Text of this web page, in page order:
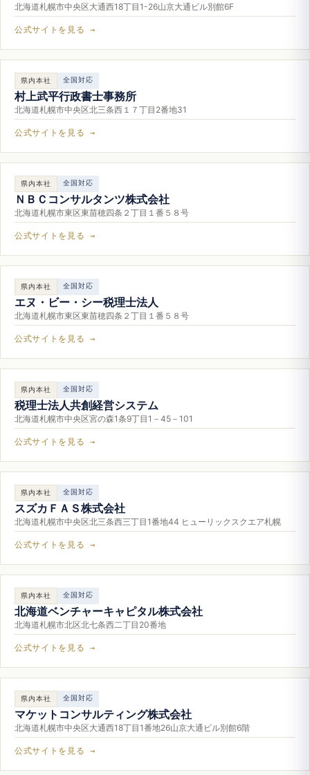
北海道札幌市中央区大通西18丁目1-26山京大通ビル別館6F
公式サイトを見る →
県内本社 全国対応
村上武平行政書士事務所
北海道札幌市中央区北三条西１７丁目2番地31
公式サイトを見る →
県内本社 全国対応
ＮＢＣコンサルタンツ株式会社
北海道札幌市東区東苗穂四条２丁目１番５８号
公式サイトを見る →
県内本社 全国対応
エヌ・ビー・シー税理士法人
北海道札幌市東区東苗穂四条２丁目１番５８号
公式サイトを見る →
県内本社 全国対応
税理士法人共創経営システム
北海道札幌市中央区宮の森1条9丁目1－45－101
公式サイトを見る →
県内本社 全国対応
スズカＦＡＳ株式会社
北海道札幌市中央区北三条西三丁目1番地44 ヒューリックスクエア札幌
公式サイトを見る →
県内本社 全国対応
北海道ベンチャーキャピタル株式会社
北海道札幌市北区北七条西二丁目20番地
公式サイトを見る →
県内本社 全国対応
マケットコンサルティング株式会社
北海道札幌市中央区大通西18丁目1番地26山京大通ビル別館6階
公式サイトを見る →